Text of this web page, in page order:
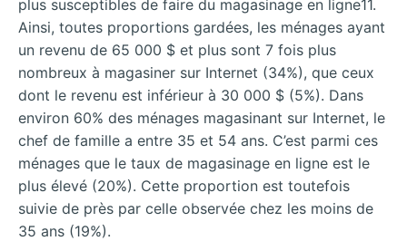
plus susceptibles de faire du magasinage en ligne11.
Ainsi, toutes proportions gardées, les ménages ayant
un revenu de 65 000 $ et plus sont 7 fois plus
nombreux à magasiner sur Internet (34%), que ceux
dont le revenu est inférieur à 30 000 $ (5%). Dans
environ 60% des ménages magasinant sur Internet, le
chef de famille a entre 35 et 54 ans. C’est parmi ces
ménages que le taux de magasinage en ligne est le
plus élevé (20%). Cette proportion est toutefois
suivie de près par celle observée chez les moins de
35 ans (19%).